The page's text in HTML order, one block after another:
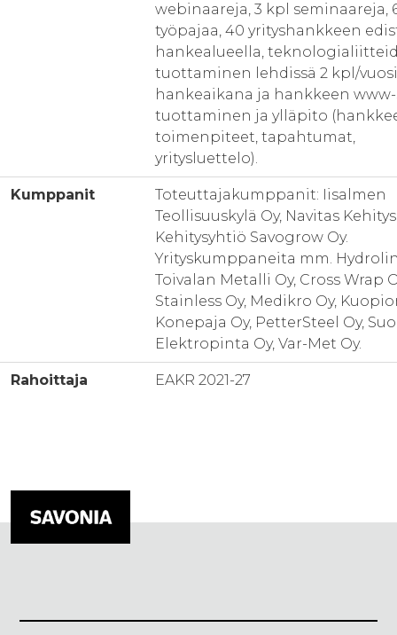
webinaareja, 3 kpl seminaareja,
työpajaa, 40 yrityshankkeen
hankealueella,
tuottaminen lehdissä 2 kpl/vuosi
hankeaikana ja hankkeen
tuottaminen ja ylläpito
toimenpiteet, tapahtumat,
yritysluettelo).
Kumppanit
Toteuttajakumppanit: Iisalmen
Teollisuuskylä Oy, Navitas
Kehitysyhtiö Savogrow Oy.
Yrityskumppaneita mm.
Toivalan Metalli Oy, Cross Wrap
Stainless Oy, Medikro Oy,
Konepaja Oy, PetterSteel Oy,
Elektropinta Oy, Var-Met Oy.
Rahoittaja EAKR 2021-27